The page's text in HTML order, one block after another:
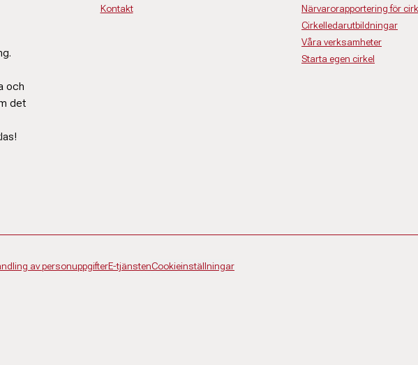
Mimmi Täng
och
det
Kontakt
Närvarorapportering för
Cirkelledarutbildningar
Våra verksamheter
Starta egen cirkel
av personuppgifterE-tjänstenCookieinställningar